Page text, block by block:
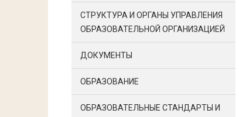
СТРУКТУРА И ОРГАНЫ УПРАВЛЕНИЯ
ОБРАЗОВАТЕЛЬНОЙ ОРГАНИЗАЦИЕЙ
ДОКУМЕНТЫ
ОБРАЗОВАНИЕ
ОБРАЗОВАТЕЛЬНЫЕ СТАНДАРТЫ И